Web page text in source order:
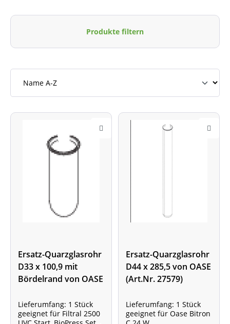
Produkte filtern
Ersatz-Quarzglasrohr
D33 x 100,9 mit
Bördelrand von OASE
Lieferumfang: 1 Stück
geeignet für Filtral 2500
Ersatz-Quarzglasrohr
D44 x 285,5 von OASE
(Art.Nr. 27579)
Lieferumfang: 1 Stück
geeignet für Oase Bitron